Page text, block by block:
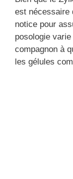
est nécessaire
notice pour
posologie
compagnon à
les gélules